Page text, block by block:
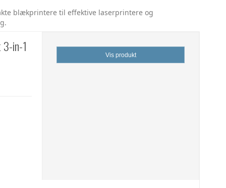
blækprintere til effektive laserprintere og
3-in-1
Vis produkt